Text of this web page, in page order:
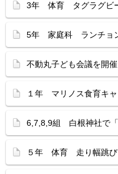
3年 体育 タグラグビ
5年 家庭科 ランチョ
不動丸子ども会議を開
１年 マリノス食育キ
6,7,8,9組 白根神社で
５年 体育 走り幅跳び